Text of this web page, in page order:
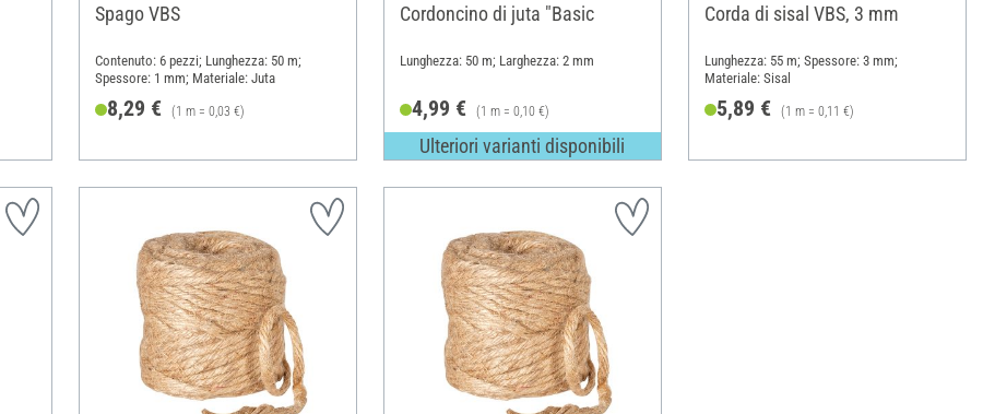
Spago VBS
Contenuto: 6 pezzi; Lunghezza: 50 m;
Spessore: 1 mm; Materiale: Juta
8,29 € (1 m = 0,03 €)
Cordoncino di juta "Basic
Lunghezza: 50 m; Larghezza: 2 mm
4,99 € (1 m = 0,10 €)
Ulteriori varianti disponibili
Corda di sisal VBS, 3 mm
Lunghezza: 55 m; Spessore: 3 mm;
Materiale: Sisal
5,89 € (1 m = 0,11 €)